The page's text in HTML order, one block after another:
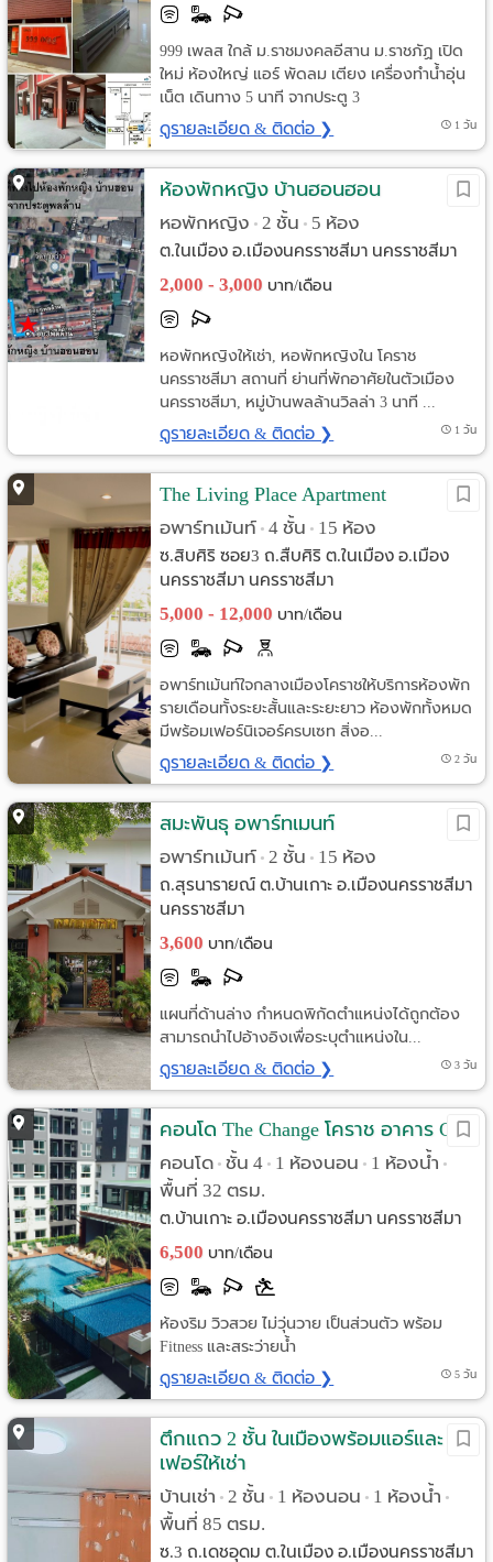
999 เพลส ใกล้ ม.ราชมงคลอีสาน ม.ราชภัฏ เปิด
ใหม่ ห้องใหญ่ แอร์ พัดลม เตียง เครื่องทำน้ำอุ่น
เน็ต เดินทาง 5 นาที จากประตู 3
ดูรายละเอียด & ติดต่อ ❯ 1 วัน
ห้องพักหญิง บ้านฮอนฮอน
หอพักหญิง • 2 ชั้น • 5 ห้อง
ต.ในเมือง อ.เมืองนครราชสีมา นครราชสีมา
2,000 - 3,000 บาท/เดือน
หอพักหญิงให้เช่า, หอพักหญิงใน โคราช
นครราชสีมา สถานที่ ย่านที่พักอาศัยในตัวเมือง
นครราชสีมา, หมู่บ้านพลล้านวิลล่า 3 นาที ...
ดูรายละเอียด & ติดต่อ ❯ 1 วัน
The Living Place Apartment
อพาร์ทเม้นท์ • 4 ชั้น • 15 ห้อง
ซ.สิบศิริ ซอย3 ถ.สืบศิริ ต.ในเมือง อ.เมือง
นครราชสีมา นครราชสีมา
5,000 - 12,000 บาท/เดือน
อพาร์ทเม้นท์ใจกลางเมืองโคราชให้บริการห้องพัก
รายเดือนทั้งระยะสั้นและระยะยาว ห้องพักทั้งหมด
มีพร้อมเฟอร์นิเจอร์ครบเซท สิ่งอ...
ดูรายละเอียด & ติดต่อ ❯ 2 วัน
สมะพันธุ อพาร์ทเมนท์
อพาร์ทเม้นท์ • 2 ชั้น • 15 ห้อง
ถ.สุรนารายณ์ ต.บ้านเกาะ อ.เมืองนครราชสีมา
นครราชสีมา
3,600 บาท/เดือน
แผนที่ด้านล่าง กำหนดพิกัดตำแหน่งได้ถูกต้อง
สามารถนำไปอ้างอิงเพื่อระบุตำแหน่งใน...
ดูรายละเอียด & ติดต่อ ❯ 3 วัน
คอนโด The Change โคราช อาคาร C
คอนโด • ชั้น 4 • 1 ห้องนอน • 1 ห้องน้ำ •
พื้นที่ 32 ตรม.
ต.บ้านเกาะ อ.เมืองนครราชสีมา นครราชสีมา
6,500 บาท/เดือน
ห้องริม วิวสวย ไม่วุ่นวาย เป็นส่วนตัว พร้อม
Fitness และสระว่ายน้ำ
ดูรายละเอียด & ติดต่อ ❯ 5 วัน
ตึกแถว 2 ชั้น ในเมืองพร้อมแอร์และ
เฟอร์ให้เช่า
บ้านเช่า • 2 ชั้น • 1 ห้องนอน • 1 ห้องน้ำ •
พื้นที่ 85 ตรม.
ซ.3 ถ.เดชอุดม ต.ในเมือง อ.เมืองนครราชสีมา